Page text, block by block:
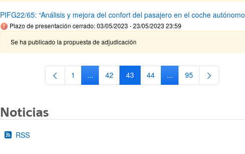
PIFG22/65: “Análisis y mejora del confort del pasajero en el coche
Plazo de presentación cerrado: 03/05/2023 - 23/05/2023 23:59
Se ha publicado la propuesta de adjudicación
Página
1 ...Páginas intermedias Use TAB para desplazarse.
Página
42 Página
43 Página
44 ...Páginas intermedias
Página
95
Noticias
RSS